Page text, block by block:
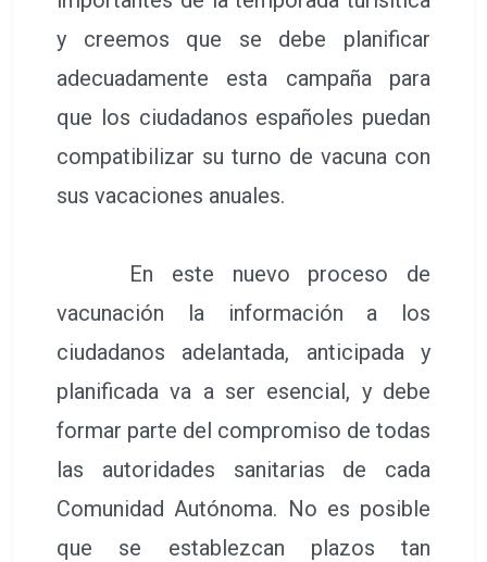
y creemos que se debe planificar
adecuadamente esta campaña para
que los ciudadanos españoles puedan
compatibilizar su turno de vacuna con
sus vacaciones anuales.
En este nuevo proceso de
vacunación la información a los
ciudadanos adelantada, anticipada y
planificada va a ser esencial, y debe
formar parte del compromiso de todas
las autoridades sanitarias de cada
Comunidad Autónoma. No es posible
que se establezcan plazos tan